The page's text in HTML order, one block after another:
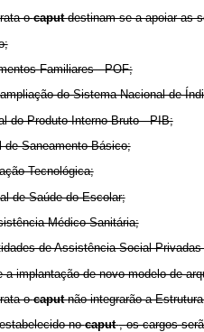
ocaputdestinam-se a apoiar as
Familiares - POF;
do Sistema Nacional de
do Produto Interno Bruto - PIB;
Saneamento Básico;
Tecnológica;
de Saúde do Escolar;
Médico-Sanitária;
de Assistência Social
implantação de novo modelo de
ocaputnão integrarão a
nocaput, os cargos